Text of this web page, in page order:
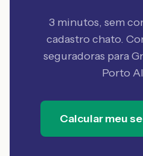
3 minutos, sem
cadastro chato.
seguradoras para
Porto
Calcular meu